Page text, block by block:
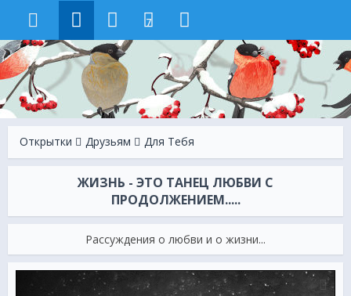
7
Открытки Друзьям Для Тебя
ЖИЗНЬ - ЭТО ТАНЕЦ ЛЮБВИ С
ПРОДОЛЖЕНИЕМ.....
Рассуждения о любви и о жизни...